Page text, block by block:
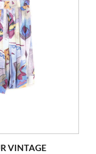
VINTAGE